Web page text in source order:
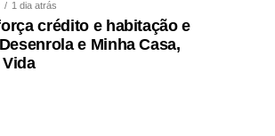
1 dia atrás
crédito e habitação e
e Minha Casa,